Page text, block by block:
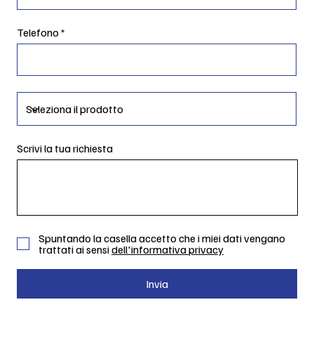
Telefono
Scrivi la tua richiesta
Spuntando la casella accetto che i miei dati vengano
trattati ai sensidell'informativa privacy
Invia